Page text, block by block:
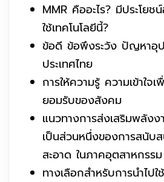
MMR คืออะไร? มีประโยช
ใช้เทคโนโลยีนี้?
ข้อดี ข้อพึงระวัง ปัญหาอุ
ประเทศไทย
การให้ความรู้ ความเข้าใ
ยอมรับของสังคม
แนวทางการส่งเสริมพลัง
เป็นส่วนหนึ่งของการสนับ
สะอาด ในภาคอุตสาหกรรม
ทางเลือกสำหรับการนำไป